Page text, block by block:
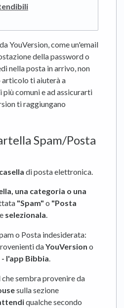
YouVersion, come un'email
della password o
nella posta in arrivo, non
ti aiuterà a
comuni e ad assicurarti
ti raggiungano
Spam/Posta
casella di posta elettronica.
una categoria o una
"Spam" o "Posta
e selezionala.
o Posta indesiderata:
daYouVersion o
l'app Bibbia.
che sembra provenire da
sulla sezione
qualche secondo